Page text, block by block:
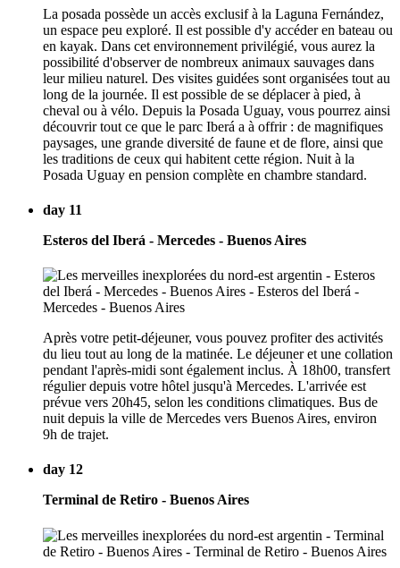
La posada possède un accès exclusif à la Laguna Fernández,
un espace peu exploré. Il est possible d'y accéder en bateau ou
en kayak. Dans cet environnement privilégié, vous aurez la
possibilité d'observer de nombreux animaux sauvages dans
leur milieu naturel. Des visites guidées sont organisées tout au
long de la journée. Il est possible de se déplacer à pied, à
cheval ou à vélo. Depuis la Posada Uguay, vous pourrez ainsi
découvrir tout ce que le parc Iberá a à offrir : de magnifiques
paysages, une grande diversité de faune et de flore, ainsi que
les traditions de ceux qui habitent cette région. Nuit à la
Posada Uguay en pension complète en chambre standard.
day 11
Esteros del Iberá - Mercedes - Buenos Aires
Après votre petit-déjeuner, vous pouvez profiter des activités
du lieu tout au long de la matinée. Le déjeuner et une collation
pendant l'après-midi sont également inclus. À 18h00, transfert
régulier depuis votre hôtel jusqu'à Mercedes. L'arrivée est
prévue vers 20h45, selon les conditions climatiques. Bus de
nuit depuis la ville de Mercedes vers Buenos Aires, environ
9h de trajet.
day 12
Terminal de Retiro - Buenos Aires